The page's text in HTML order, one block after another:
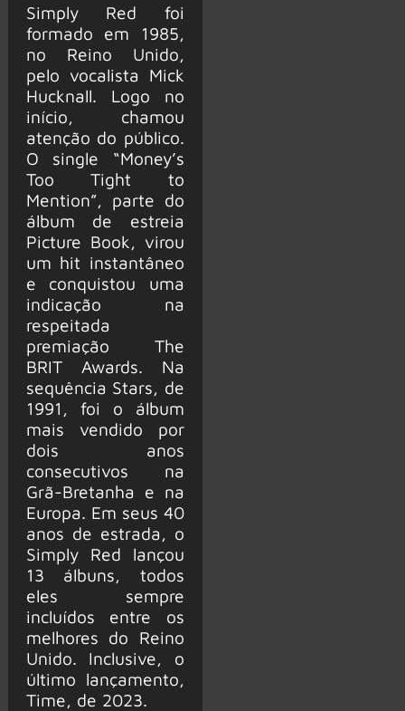
Simply Red foi
formado em 1985,
no Reino Unido,
pelo vocalista Mick
Hucknall. Logo no
início, chamou
atenção do público.
O single “Money’s
Too Tight to
Mention”, parte do
álbum de estreia
Picture Book, virou
um hit instantâneo
e conquistou uma
indicação na
respeitada
premiação The
BRIT Awards. Na
sequência Stars, de
1991, foi o álbum
mais vendido por
dois anos
consecutivos na
Grã-Bretanha e na
Europa. Em seus 40
anos de estrada, o
Simply Red lançou
13 álbuns, todos
eles sempre
incluídos entre os
melhores do Reino
Unido. Inclusive, o
último lançamento,
Time, de 2023.